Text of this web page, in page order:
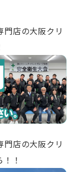
店の大阪クリ
店の大阪クリ
！